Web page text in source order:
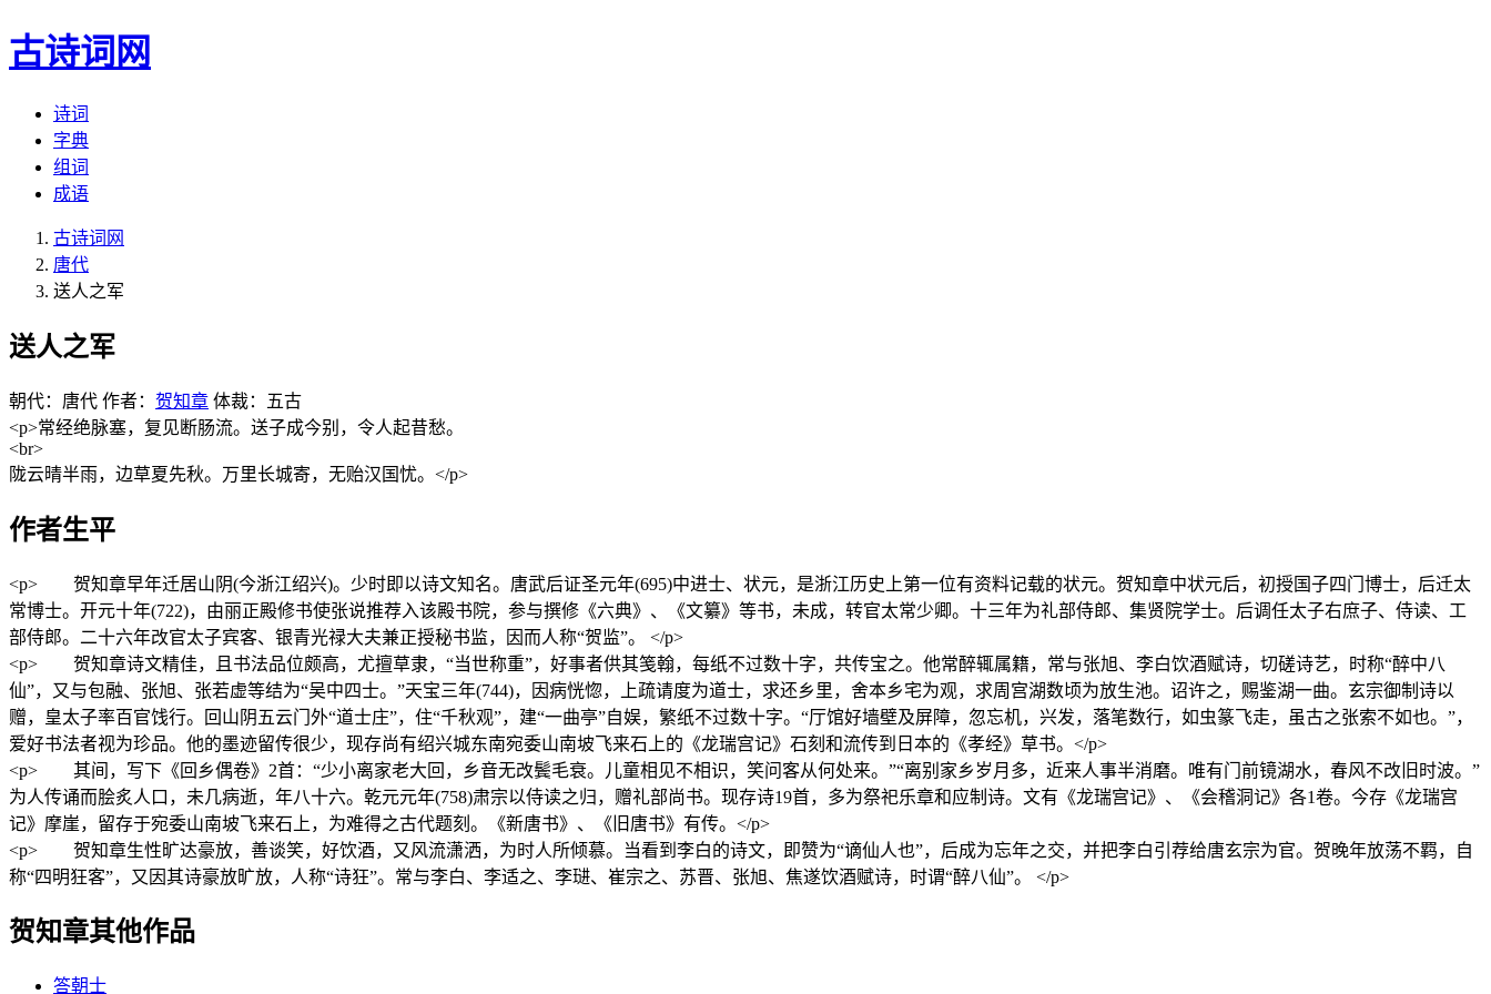
古诗词网
诗词
字典
组词
成语
古诗词网
唐代
送人之军
送人之军
朝代：唐代 作者： 贺知章 体裁：五古
<p>常经绝脉塞，复见断肠流。送子成今别，令人起昔愁。
<br>
陇云晴半雨，边草夏先秋。万里长城寄，无贻汉国忧。</p>
作者生平
<p> 贺知章早年迁居山阴(今浙江绍兴)。少时即以诗文知名。唐武后证圣元年(695)中进士、状元，是浙江历史上第一位有资料记载的状元。贺知章中状元后，初授国子四门博士，后迁太
常博士。开元十年(722)，由丽正殿修书使张说推荐入该殿书院，参与撰修《六典》、《文纂》等书，未成，转官太常少卿。十三年为礼部侍郎、集贤院学士。后调任太子右庶子、侍读、工
部侍郎。二十六年改官太子宾客、银青光禄大夫兼正授秘书监，因而人称“贺监”。 </p>
<p> 贺知章诗文精佳，且书法品位颇高，尤擅草隶，“当世称重”，好事者供其笺翰，每纸不过数十字，共传宝之。他常醉辄属籍，常与张旭、李白饮酒赋诗，切磋诗艺，时称“醉中八
仙”，又与包融、张旭、张若虚等结为“吴中四士。”天宝三年(744)，因病恍惚，上疏请度为道士，求还乡里，舍本乡宅为观，求周宫湖数顷为放生池。诏许之，赐鉴湖一曲。玄宗御制诗以
赠，皇太子率百官饯行。回山阴五云门外“道士庄”，住“千秋观”，建“一曲亭”自娱，繁纸不过数十字。“厅馆好墙壁及屏障，忽忘机，兴发，落笔数行，如虫篆飞走，虽古之张索不如也。”，
爱好书法者视为珍品。他的墨迹留传很少，现存尚有绍兴城东南宛委山南坡飞来石上的《龙瑞宫记》石刻和流传到日本的《孝经》草书。</p>
<p> 其间，写下《回乡偶卷》2首：“少小离家老大回，乡音无改鬓毛衰。儿童相见不相识，笑问客从何处来。”“离别家乡岁月多，近来人事半消磨。唯有门前镜湖水，春风不改旧时波。”
为人传诵而脍炙人口，未几病逝，年八十六。乾元元年(758)肃宗以侍读之归，赠礼部尚书。现存诗19首，多为祭祀乐章和应制诗。文有《龙瑞宫记》、《会稽洞记》各1卷。今存《龙瑞宫
记》摩崖，留存于宛委山南坡飞来石上，为难得之古代题刻。《新唐书》、《旧唐书》有传。</p>
<p> 贺知章生性旷达豪放，善谈笑，好饮酒，又风流潇洒，为时人所倾慕。当看到李白的诗文，即赞为“谪仙人也”，后成为忘年之交，并把李白引荐给唐玄宗为官。贺晚年放荡不羁，自
称“四明狂客”，又因其诗豪放旷放，人称“诗狂”。常与李白、李适之、李琎、崔宗之、苏晋、张旭、焦遂饮酒赋诗，时谓“醉八仙”。 </p>
贺知章其他作品
答朝士